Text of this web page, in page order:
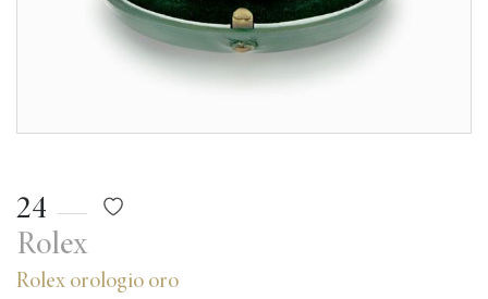
24
Rolex
Rolex orologio oro